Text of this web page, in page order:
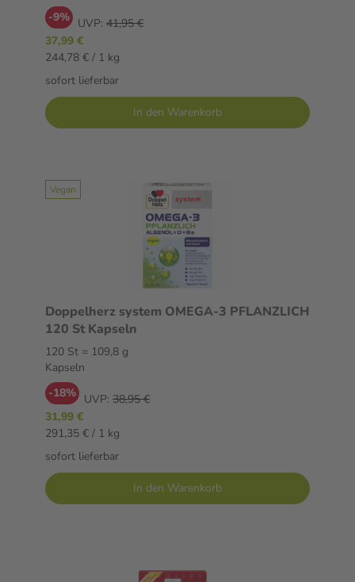
-9% UVP: 41,95 €
37,99 €
244,78 € / 1 kg
sofort lieferbar
In den Warenkorb
Vegan
Doppelherz system OMEGA-3 PFLANZLICH
120 St Kapseln
120 St = 109,8 g
Kapseln
-18% UVP: 38,95 €
31,99 €
291,35 € / 1 kg
sofort lieferbar
In den Warenkorb